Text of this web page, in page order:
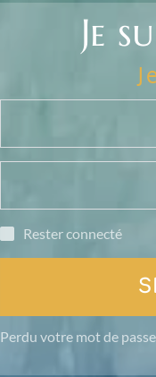
Je
Rester connecté
Perdu votre mot de passe